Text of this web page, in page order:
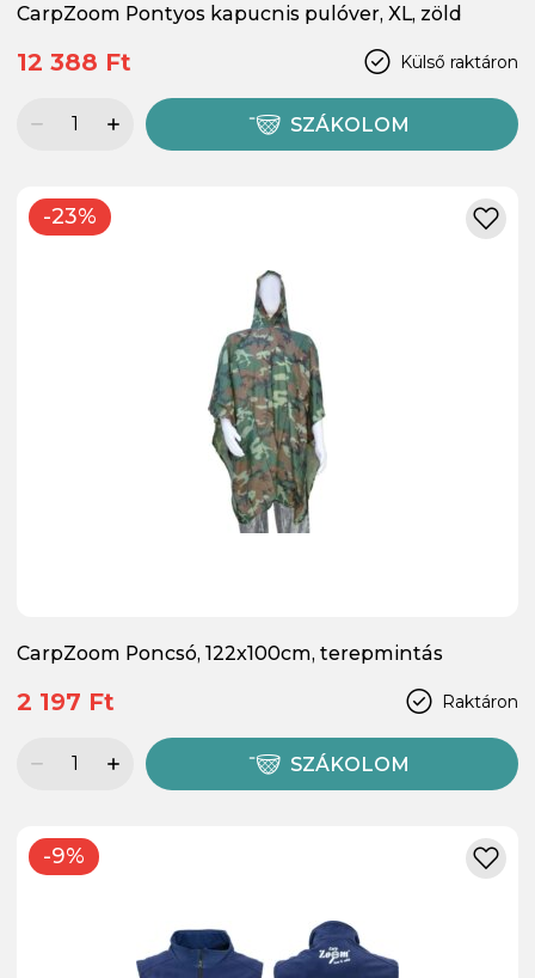
CarpZoom Pontyos kapucnis pulóver, XL, zöld
Külső raktáron
12 388 Ft
SZÁKOLOM
-23%
CarpZoom Poncsó, 122x100cm, terepmintás
Raktáron
2 197 Ft
SZÁKOLOM
-9%